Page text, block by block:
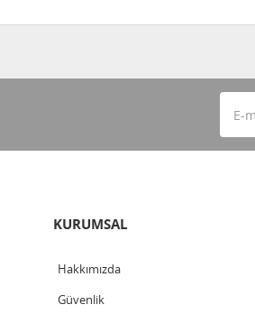
KURUMSAL
Hakkımızda
Güvenlik